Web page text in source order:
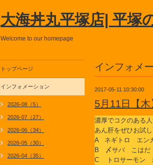
大海丼丸平塚店| 平塚
Welcome to our homepage
インフォメ
2017-05-11 10:30:00
5月11日【
濃厚でコクのある
あん肝をぜひお試
A ネギトロ エン
B 〆サバ こはだ
C トロサーモン
トップページ
インフォメーション
2026-08（5）
2026-07（27）
2026-06（34）
2026-05（30）
2026-04（35）